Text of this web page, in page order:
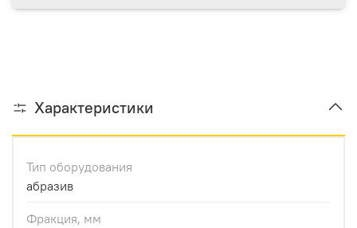
Характеристики
Тип оборудования
абразив
Фракция, мм